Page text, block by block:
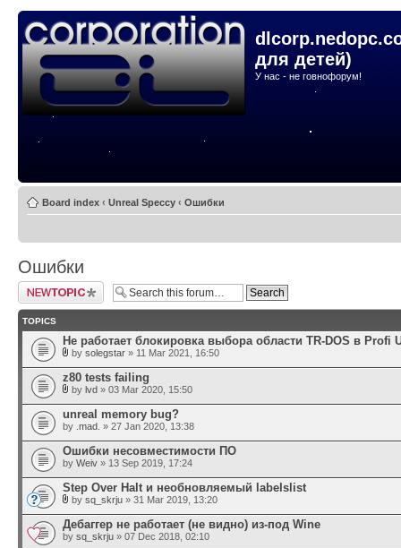
для детей)
У нас - не говнофорум!
Board index ‹ Unreal Speccy ‹ Ошибки
Ошибки
Post a new topic
TOPICS
Не работает блокировка выбора области TR-DOS в Profi
by solegstar » 11 Mar 2021, 16:50
z80 tests failing
by lvd » 03 Mar 2020, 15:50
unreal memory bug?
by .mad. » 27 Jan 2020, 13:38
Ошибки несовместимости ПО
by Weiv » 13 Sep 2019, 17:24
Step Over Halt и необновляемый labelslist
by sq_skrju » 31 Mar 2019, 13:20
Дебаггер не работает (не видно) из-под Wine
by sq_skrju » 07 Dec 2018, 02:10